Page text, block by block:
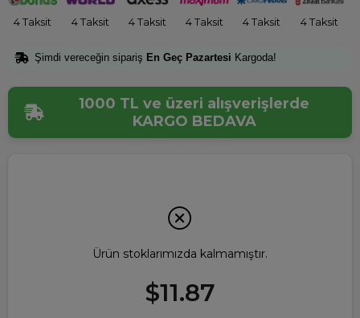
4 Taksit 4 Taksit 4 Taksit 4 Taksit 4 Taksit 4 Taksit
Şimdi vereceğin sipariş En Geç Pazartesi Kargoda!
1000 TL ve üzeri alışverişlerde
KARGO BEDAVA
Ürün stoklarımızda kalmamıştır.
$11.87